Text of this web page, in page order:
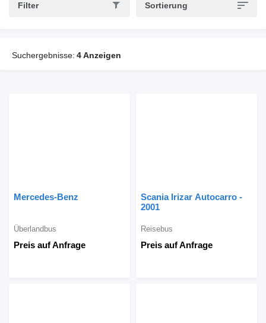
Filter Sortierung
Suchergebnisse: 4 Anzeigen
Mercedes-Benz
Preis auf Anfrage
Überlandbus
Scania Irizar Autocarro -
2001
Preis auf Anfrage
Reisebus